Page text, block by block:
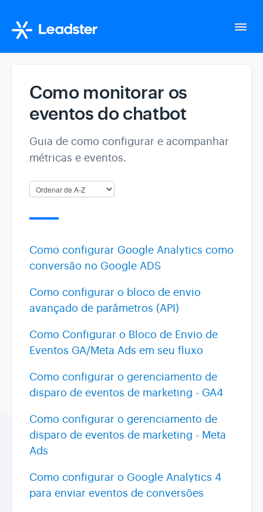
Configurações da conta
Whatsapp Suite
Tudo sobre o seu fluxo
Integração
Assistente AI
Como monitorar os
eventos do chatbot
Guia de como configurar e acompanhar
métricas e eventos.
Como configurar Google Analytics como
conversão no Google ADS
Como configurar o bloco de envio
avançado de parâmetros (API)
Como Configurar o Bloco de Envio de
Eventos GA/Meta Ads em seu fluxo
Como configurar o gerenciamento de
disparo de eventos de marketing - GA4
Como configurar o gerenciamento de
disparo de eventos de marketing - Meta
Ads
Como configurar o Google Analytics 4
para enviar eventos de conversões